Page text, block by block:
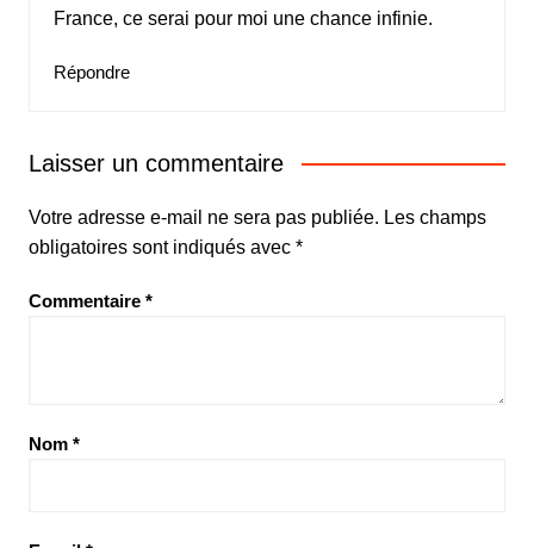
France, ce serai pour moi une chance infinie.
Répondre
Laisser un commentaire
Votre adresse e-mail ne sera pas publiée. Les champs
obligatoires sont indiqués avec *
Commentaire *
Nom *